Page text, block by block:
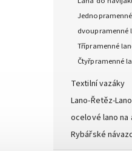
dvoupramenné
Třípramenné
Čtyřpramenné
Textilní vazáky
Lano-Řetěz-Lano
ocelové lano na
Rybářské